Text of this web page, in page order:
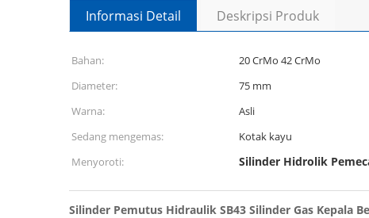
Informasi Detail Deskripsi Produk
Bahan: 20 CrMo 42 CrMo
Diameter:
75 mm
Warna:
Asli
Sedang mengemas:
Kotak kayu
Menyoroti:
Silinder Hidrolik
Silinder Pemutus Hidraulik SB43 Silinder Gas Kepala